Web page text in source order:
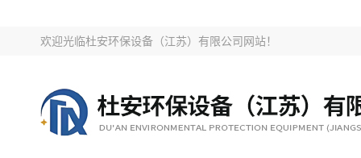
欢迎光临杜安环保设备（江苏）有限公司网站！